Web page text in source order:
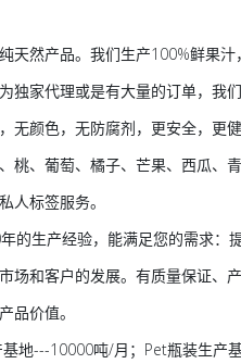
天然产品。我们生产100%鲜果汁
独家代理或是有大量的订单，我
无颜色，无防腐剂，更安全，更健
桃、葡萄、橘子、芒果、西瓜、
人标签服务。
的生产经验，能满足您的需求：
场和客户的发展。有质量保证、
品价值。
地---10000吨/月；Pet瓶装生产